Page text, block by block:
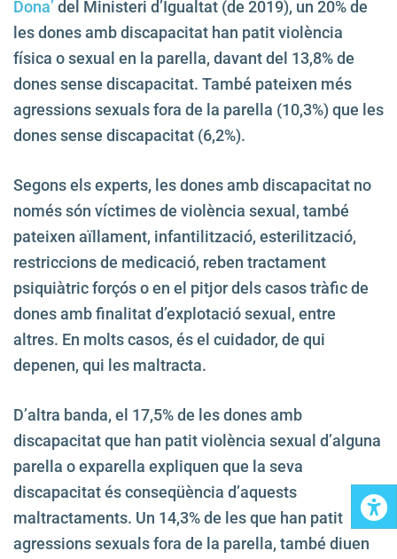
Dona’ del Ministeri d’Igualtat (de 2019), un 20% de
les dones amb discapacitat han patit violència
física o sexual en la parella, davant del 13,8% de
dones sense discapacitat. També pateixen més
agressions sexuals fora de la parella (10,3%) que les
dones sense discapacitat (6,2%).
Segons els experts, les dones amb discapacitat no
només són víctimes de violència sexual, també
pateixen aïllament, infantilització, esterilització,
restriccions de medicació, reben tractament
psiquiàtric forçós o en el pitjor dels casos tràfic de
dones amb finalitat d’explotació sexual, entre
altres. En molts casos, és el cuidador, de qui
depenen, qui les maltracta.
D’altra banda, el 17,5% de les dones amb
discapacitat que han patit violència sexual d’alguna
parella o exparella expliquen que la seva
discapacitat és conseqüència d’aquests
maltractaments. Un 14,3% de les que han patit
agressions sexuals fora de la parella, també diuen